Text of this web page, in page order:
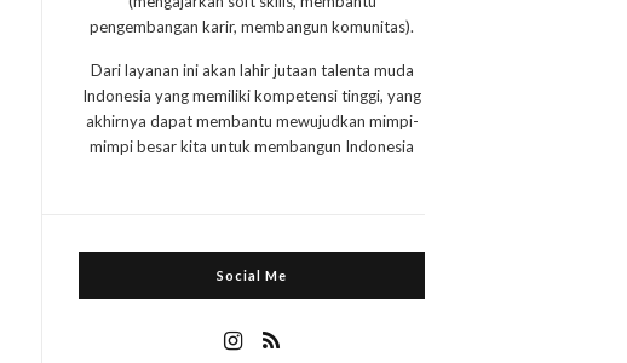
pengembangan karir, membangun komunitas).
Dari layanan ini akan lahir jutaan talenta muda
Indonesia yang memiliki kompetensi tinggi, yang
akhirnya dapat membantu mewujudkan mimpi-
mimpi besar kita untuk membangun Indonesia
Social Me